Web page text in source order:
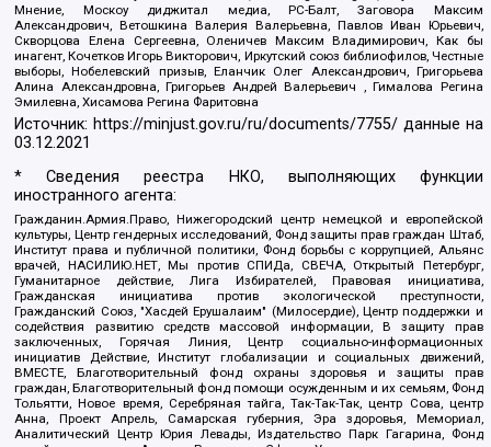
Мнение, Москоу диджитал медиа, РС-Балт, Заговора Максим
Александрович, Ветошкина Валерия Валерьевна, Павлов Иван Юрьевич,
Скворцова Елена Сергеевна, Оленичев Максим Владимирович, Как бы
инагент, Кочетков Игорь Викторович, Иркутский союз библиофилов, Честные
выборы, Нобелевский призыв, Еланчик Олег Александрович, Григорьева
Алина Александровна, Григорьев Андрей Валерьевич , Гималова Регина
Эмилевна, Хисамова Регина Фаритовна
Источник: https://minjust.gov.ru/ru/documents/7755/ данные на
03.12.2021
* Сведения реестра НКО, выполняющих функции
иностранного агента:
Гражданин.Армия.Право, Нижегородский центр немецкой и европейской
культуры, Центр гендерных исследований, Фонд защиты прав граждан Штаб,
Институт права и публичной политики, Фонд борьбы с коррупцией, Альянс
врачей, НАСИЛИЮ.НЕТ, Мы против СПИДа, СВЕЧА, Открытый Петербург,
Гуманитарное действие, Лига Избирателей, Правовая инициатива,
Гражданская инициатива против экологической преступности,
Гражданский Союз, "Хасдей Ерушалаим" (Милосердие), Центр поддержки и
содействия развитию средств массовой информации, В защиту прав
заключенных, Горячая Линия, Центр социально-информационных
инициатив Действие, Институт глобализации и социальных движений,
ВМЕСТЕ, Благотворительный фонд охраны здоровья и защиты прав
граждан, Благотворительный фонд помощи осужденным и их семьям, Фонд
Тольятти, Новое время, Серебряная тайга, Так-Так-Так, центр Сова, центр
Анна, Проект Апрель, Самарская губерния, Эра здоровья, Мемориал,
Аналитический Центр Юрия Левады, Издательство Парк Гагарина, Фонд